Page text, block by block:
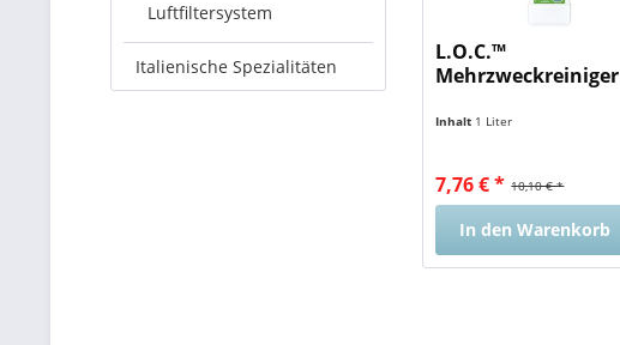
Luftfiltersystem
Italienische Spezialitäten
L.O.C.™
Mehrzweckreiniger
Inhalt 1 Liter
10,10 € *
7,76 € *
In den Warenkorb